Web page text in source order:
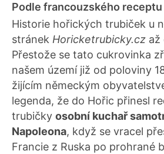
Podle francouzského receptu
Historie hořických trubiček u
stránek Horicketrubicky.cz až
Přestože se tato cukrovinka
našem území již od poloviny
žijícím německým
legenda, že do Hořic přinesl
trubičky osobní kuchař
Napoleona, když se vracel
Francie z Ruska po prohrané